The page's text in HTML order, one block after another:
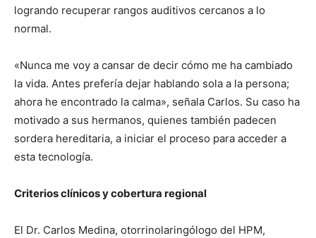
logrando recuperar rangos auditivos cercanos a lo
normal.
«Nunca me voy a cansar de decir cómo me ha cambiado
la vida. Antes prefería dejar hablando sola a la persona;
ahora he encontrado la calma», señala Carlos. Su caso ha
motivado a sus hermanos, quienes también padecen
sordera hereditaria, a iniciar el proceso para acceder a
esta tecnología.
Criterios clínicos y cobertura regional
El Dr. Carlos Medina, otorrinolaringólogo del HPM,